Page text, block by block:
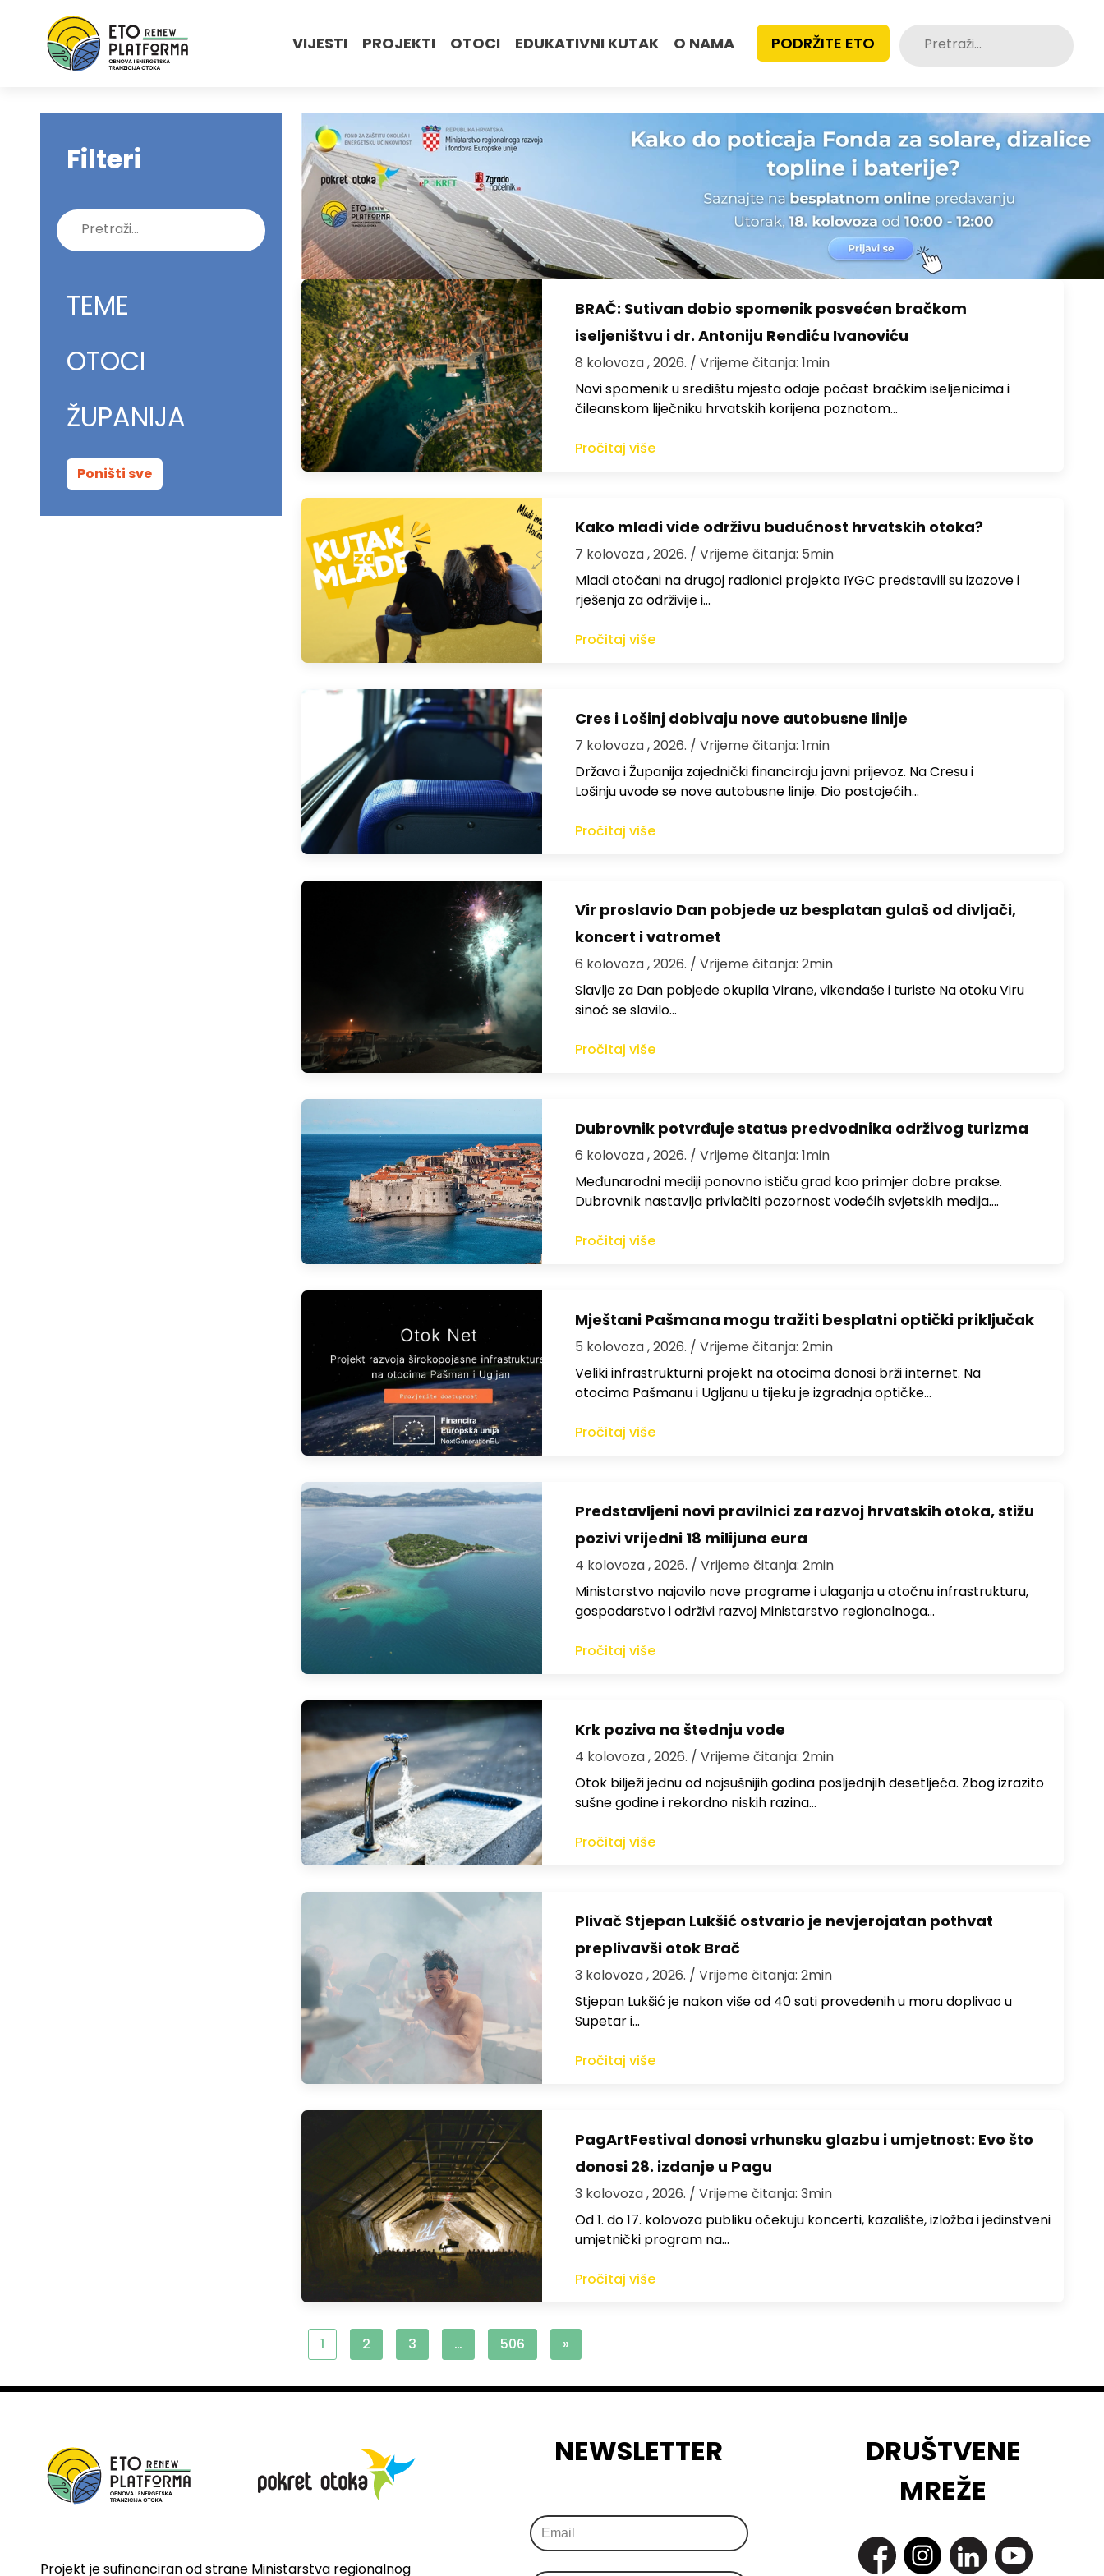
VIJESTI PROJEKTI OTOCI EDUKATIVNI KUTAK O NAMA PODRŽITE ETO Pretraži:
Filteri
Pretraži:
TEME
OTOCI
ŽUPANIJA
Poništi sve
BRAČ: Sutivan dobio spomenik posvećen bračkom
iseljeništvu i dr. Antoniju Rendiću Ivanoviću
8 kolovoza , 2026. / Vrijeme čitanja: 1min
Novi spomenik u središtu mjesta odaje počast bračkim iseljenicima i
čileanskom liječniku hrvatskih korijena poznatom…
Pročitaj više
Kako mladi vide održivu budućnost hrvatskih otoka?
7 kolovoza , 2026. / Vrijeme čitanja: 5min
Mladi otočani na drugoj radionici projekta IYGC predstavili su izazove i
rješenja za održivije i…
Pročitaj više
Cres i Lošinj dobivaju nove autobusne linije
7 kolovoza , 2026. / Vrijeme čitanja: 1min
Država i Županija zajednički financiraju javni prijevoz. Na Cresu i
Lošinju uvode se nove autobusne linije. Dio postojećih…
Pročitaj više
Vir proslavio Dan pobjede uz besplatan gulaš od divljači,
koncert i vatromet
6 kolovoza , 2026. / Vrijeme čitanja: 2min
Slavlje za Dan pobjede okupila Virane, vikendaše i turiste Na otoku Viru
sinoć se slavilo…
Pročitaj više
Dubrovnik potvrđuje status predvodnika održivog turizma
6 kolovoza , 2026. / Vrijeme čitanja: 1min
Međunarodni mediji ponovno ističu grad kao primjer dobre prakse.
Dubrovnik nastavlja privlačiti pozornost vodećih svjetskih medija.…
Pročitaj više
Mještani Pašmana mogu tražiti besplatni optički priključak
5 kolovoza , 2026. / Vrijeme čitanja: 2min
Veliki infrastrukturni projekt na otocima donosi brži internet. Na
otocima Pašmanu i Ugljanu u tijeku je izgradnja optičke…
Pročitaj više
Predstavljeni novi pravilnici za razvoj hrvatskih otoka, stižu
pozivi vrijedni 18 milijuna eura
4 kolovoza , 2026. / Vrijeme čitanja: 2min
Ministarstvo najavilo nove programe i ulaganja u otočnu infrastrukturu,
gospodarstvo i održivi razvoj Ministarstvo regionalnoga…
Pročitaj više
Krk poziva na štednju vode
4 kolovoza , 2026. / Vrijeme čitanja: 2min
Otok bilježi jednu od najsušnijih godina posljednjih desetljeća. Zbog izrazito
sušne godine i rekordno niskih razina…
Pročitaj više
Plivač Stjepan Lukšić ostvario je nevjerojatan pothvat
preplivavši otok Brač
3 kolovoza , 2026. / Vrijeme čitanja: 2min
St​jepan Lukšić je nakon više od 40 sati provedenih u moru doplivao u
Supetar i…
Pročitaj više
PagArtFestival donosi vrhunsku glazbu i umjetnost: Evo što
donosi 28. izdanje u Pagu
3 kolovoza , 2026. / Vrijeme čitanja: 3min
Od 1. do 17. kolovoza publiku očekuju koncerti, kazalište, izložba i jedinstveni
umjetnički program na…
Pročitaj više
1 2 3 … 506 »
Projekt je sufinanciran od strane Ministarstva regionalnog
NEWSLETTER
DRUŠTVENE
MREŽE